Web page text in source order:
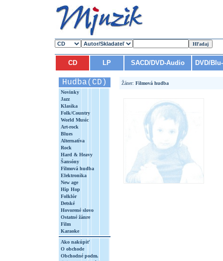
CD LP SACD/DVD-Audio DVD/
Hudba(CD)
Novinky
Jazz
Klasika
Folk/Country
World Music
Art-rock
Blues
Alternatíva
Rock
Hard & Heavy
Šansóny
Filmová hudba
Elektronika
New age
Hip Hop
Folklór
Detské
Hovorené slovo
Ostatné žánre
Film
Karaoke
Ako nakúpiť
O obchode
Obchodné podm.
Žáner: Filmová hudba